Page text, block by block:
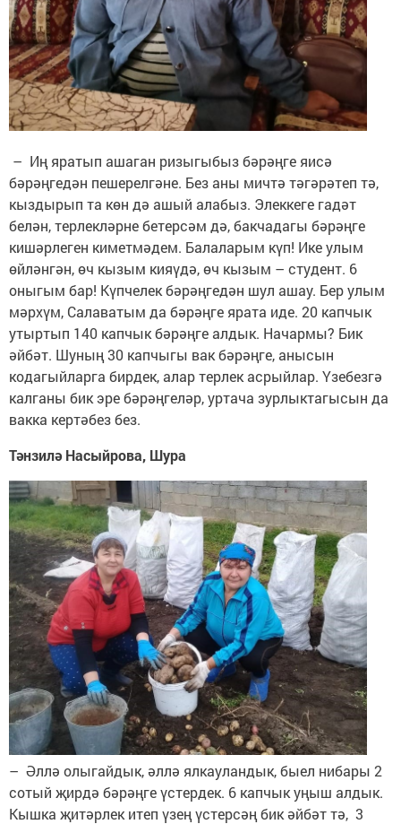
– Иң яратып ашаган ризыгыбыз бәрәңге яисә
бәрәңгедән пешерелгәне. Без аны мичтә тәгәрәтеп тә,
кыздырып та көн дә ашый алабыз. Элеккеге гадәт
белән, терлекләрне бетерсәм дә, бакчадагы бәрәңге
кишәрлеген киметмәдем. Балаларым күп! Ике улым
өйләнгән, өч кызым кияүдә, өч кызым – студент. 6
оныгым бар! Күпчелек бәрәңгедән шул ашау. Бер улым
мәрхүм, Салаватым да бәрәңге ярата иде. 20 капчык
утыртып 140 капчык бәрәңге алдык. Начармы? Бик
әйбәт. Шуның 30 капчыгы вак бәрәңге, анысын
кодагыйларга бирдек, алар терлек асрыйлар. Үзебезгә
калганы бик эре бәрәңгеләр, уртача зурлыктагысын да
вакка кертәбез без.
Тәнзилә Насыйрова, Шура
– Әллә олыгайдык, әллә ялкауландык, быел нибары 2
сотый җирдә бәрәңге үстердек. 6 капчык уңыш алдык.
Кышка җитәрлек итеп үзең үстерсәң бик әйбәт тә, 3